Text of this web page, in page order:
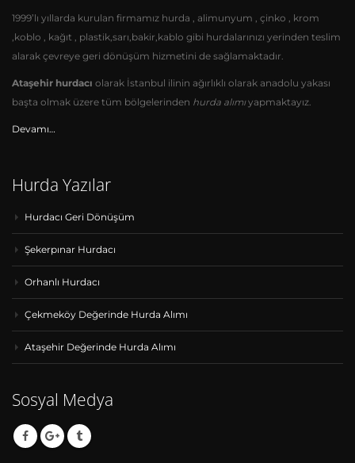
1999’lı yıllarda kurulan firmamız hurda , alimunyum , çinko , krom
,koblo , kağıt , plastik,sarı,bakir,kablo gibi hurdalarınızı yerinden teslim
alarak çevreye geri dönüşüm hizmetini de sağlamaktadır.
Ataşehir hurdacı olarak İstanbul ilinin ağırlıklı olarak anadolu yakası
başta olmak üzere tüm bölgelerinden hurda alımıyapmaktayız.
Devamı…
Hurda Yazılar
Hurdacı Geri Dönüşüm
Şekerpınar Hurdacı
Orhanlı Hurdacı
Çekmeköy Değerinde Hurda Alımı
Ataşehir Değerinde Hurda Alımı
Sosyal Medya